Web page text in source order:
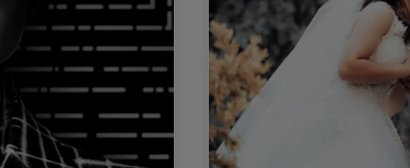
und eine verbesserte Elastizität. Es ist frei
SLS/SLES Sulfaten, Silikonen und künstlichen
Das Shampoo mit veganem Keratin
verbessert die innere Haarstärke und sorgt für
volleres Haargefühl. Hinzu kommt ein bis zu
48 Stunden volleres Haargefühl.